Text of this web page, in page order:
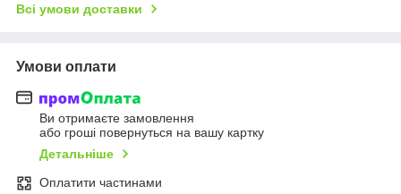
Всі умови доставки
Умови оплати
Ви отримаєте замовлення
або гроші повернуться на вашу картку
Детальніше
Оплатити частинами